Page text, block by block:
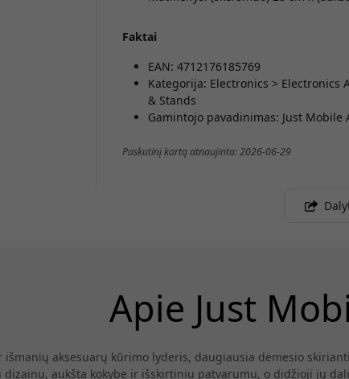
Faktai
EAN: 4712176185769
Kategorija: Electronics > Electronics
& Stands
Gamintojo pavadinimas: Just Mobile
Paskutinį kartą atnaujinta: 2026-06-29
Apie Just
aksesuarų kūrimo lyderis, daugiausia dėmesio
aukšta kokybe ir išskirtiniu patvarumu, o didžioji jų